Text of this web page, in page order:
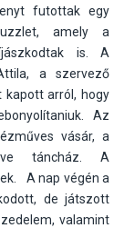
futottak egy
amely a
is. A
a szervező
kapott arról, hogy
Az
vásár, a
táncház. A
A nap végén a
de játszott
valamint